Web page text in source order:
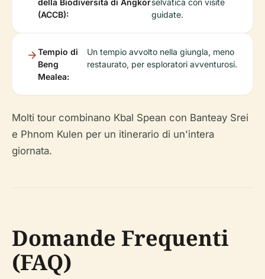
della Biodiversità di Angkor
(ACCB):
selvatica con visite
guidate.
Tempio di
Beng
Mealea:
Un tempio avvolto nella giungla, meno
restaurato, per esploratori avventurosi.
Molti tour combinano Kbal Spean con Banteay Srei
e Phnom Kulen per un itinerario di un'intera
giornata.
Domande Frequenti
(FAQ)